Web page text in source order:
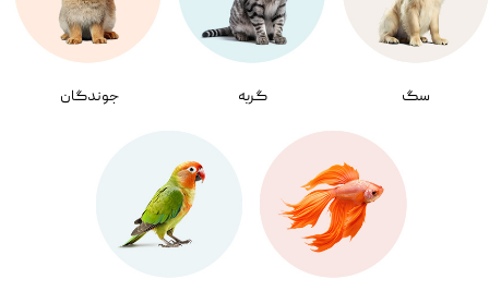
سگ گربه جوندگان